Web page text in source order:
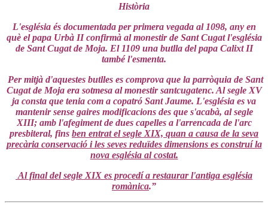
Història
L'església és documentada per primera vegada al 1098, any en
què el papa Urbà II confirmà al monestir de Sant Cugat l'església
de Sant Cugat de Moja. El 1109 una butlla del papa Calixt II
també l'esmenta.
Per mitjà d'aquestes butlles es comprova que la parròquia de Sant
Cugat de Moja era sotmesa al monestir santcugatenc. Al segle XV
ja consta que tenia com a copatró Sant Jaume. L'església es va
mantenir sense gaires modificacions des que s'acabà, al segle
XIII; amb l'afegiment de dues capelles a l'arrencada de l'arc
presbiteral, fins ben entrat el segle XIX, quan a causa de la seva
precària conservació i les seves reduïdes dimensions es construí la
nova església al costat.
Al final del segle XIX es procedí a restaurar l'antiga església
romànica.”